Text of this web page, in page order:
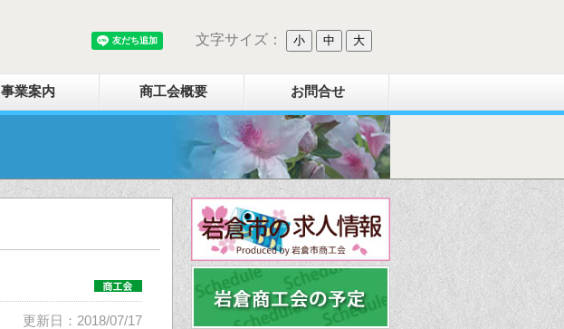
文字サイズ： 小 中 大
事業案内 商工会概要 お問合せ
更新日：2018/07/17